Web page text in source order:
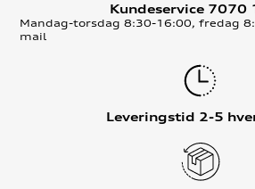
Kundeservice 7070
Mandag-torsdag 8:30-16:00, fredag
mail
Leveringstid 2-5